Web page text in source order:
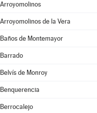
Arroyomolinos
Arroyomolinos de la Vera
Baños de Montemayor
Barrado
Belvís de Monroy
Benquerencia
Berrocalejo